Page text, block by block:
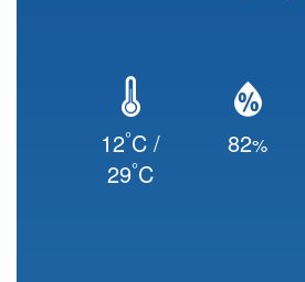
12°C /
29°C
82%